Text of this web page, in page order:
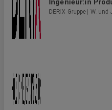
Ingenieur:in
DERIX Gruppe | W. und